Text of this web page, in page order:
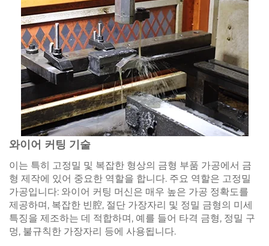
와이어 커팅 기술
이는 특히 고정밀 및 복잡한 형상의 금형 부품 가공에서 금
형 제작에 있어 중요한 역할을 합니다. 주요 역할은 고정밀
가공입니다: 와이어 커팅 머신은 매우 높은 가공 정확도를
제공하며, 복잡한 빈腔, 절단 가장자리 및 정밀 금형의 미세
특징을 제조하는 데 적합하며, 예를 들어 타격 금형, 정밀 구
멍, 불규칙한 가장자리 등에 사용됩니다.